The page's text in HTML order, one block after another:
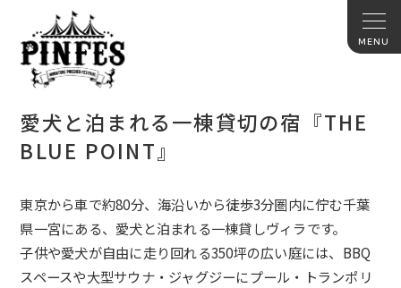
愛犬と泊まれる一棟貸切の宿『THE
BLUE POINT』
東京から車で約80分、海沿いから徒歩3分圏内に佇む千葉
県一宮にある、愛犬と泊まれる一棟貸しヴィラです。
子供や愛犬が自由に走り回れる350坪の広い庭には、 BBQ
スペースや大型サウナ・ジャグジーにプール・トランポリ